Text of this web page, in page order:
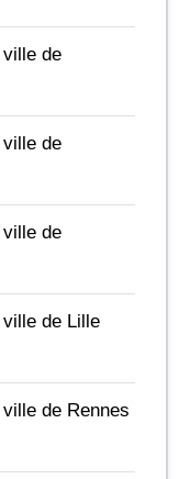
de
de
de
de Lille
de Rennes